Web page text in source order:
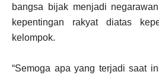
bangsa bijak menjadi
kepentingan rakyat diatas
kelompok.
“Semoga apa yang terjadi saat